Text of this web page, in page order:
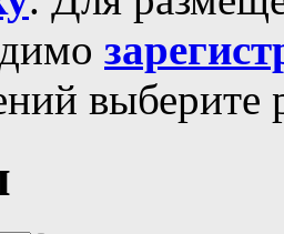
выберите